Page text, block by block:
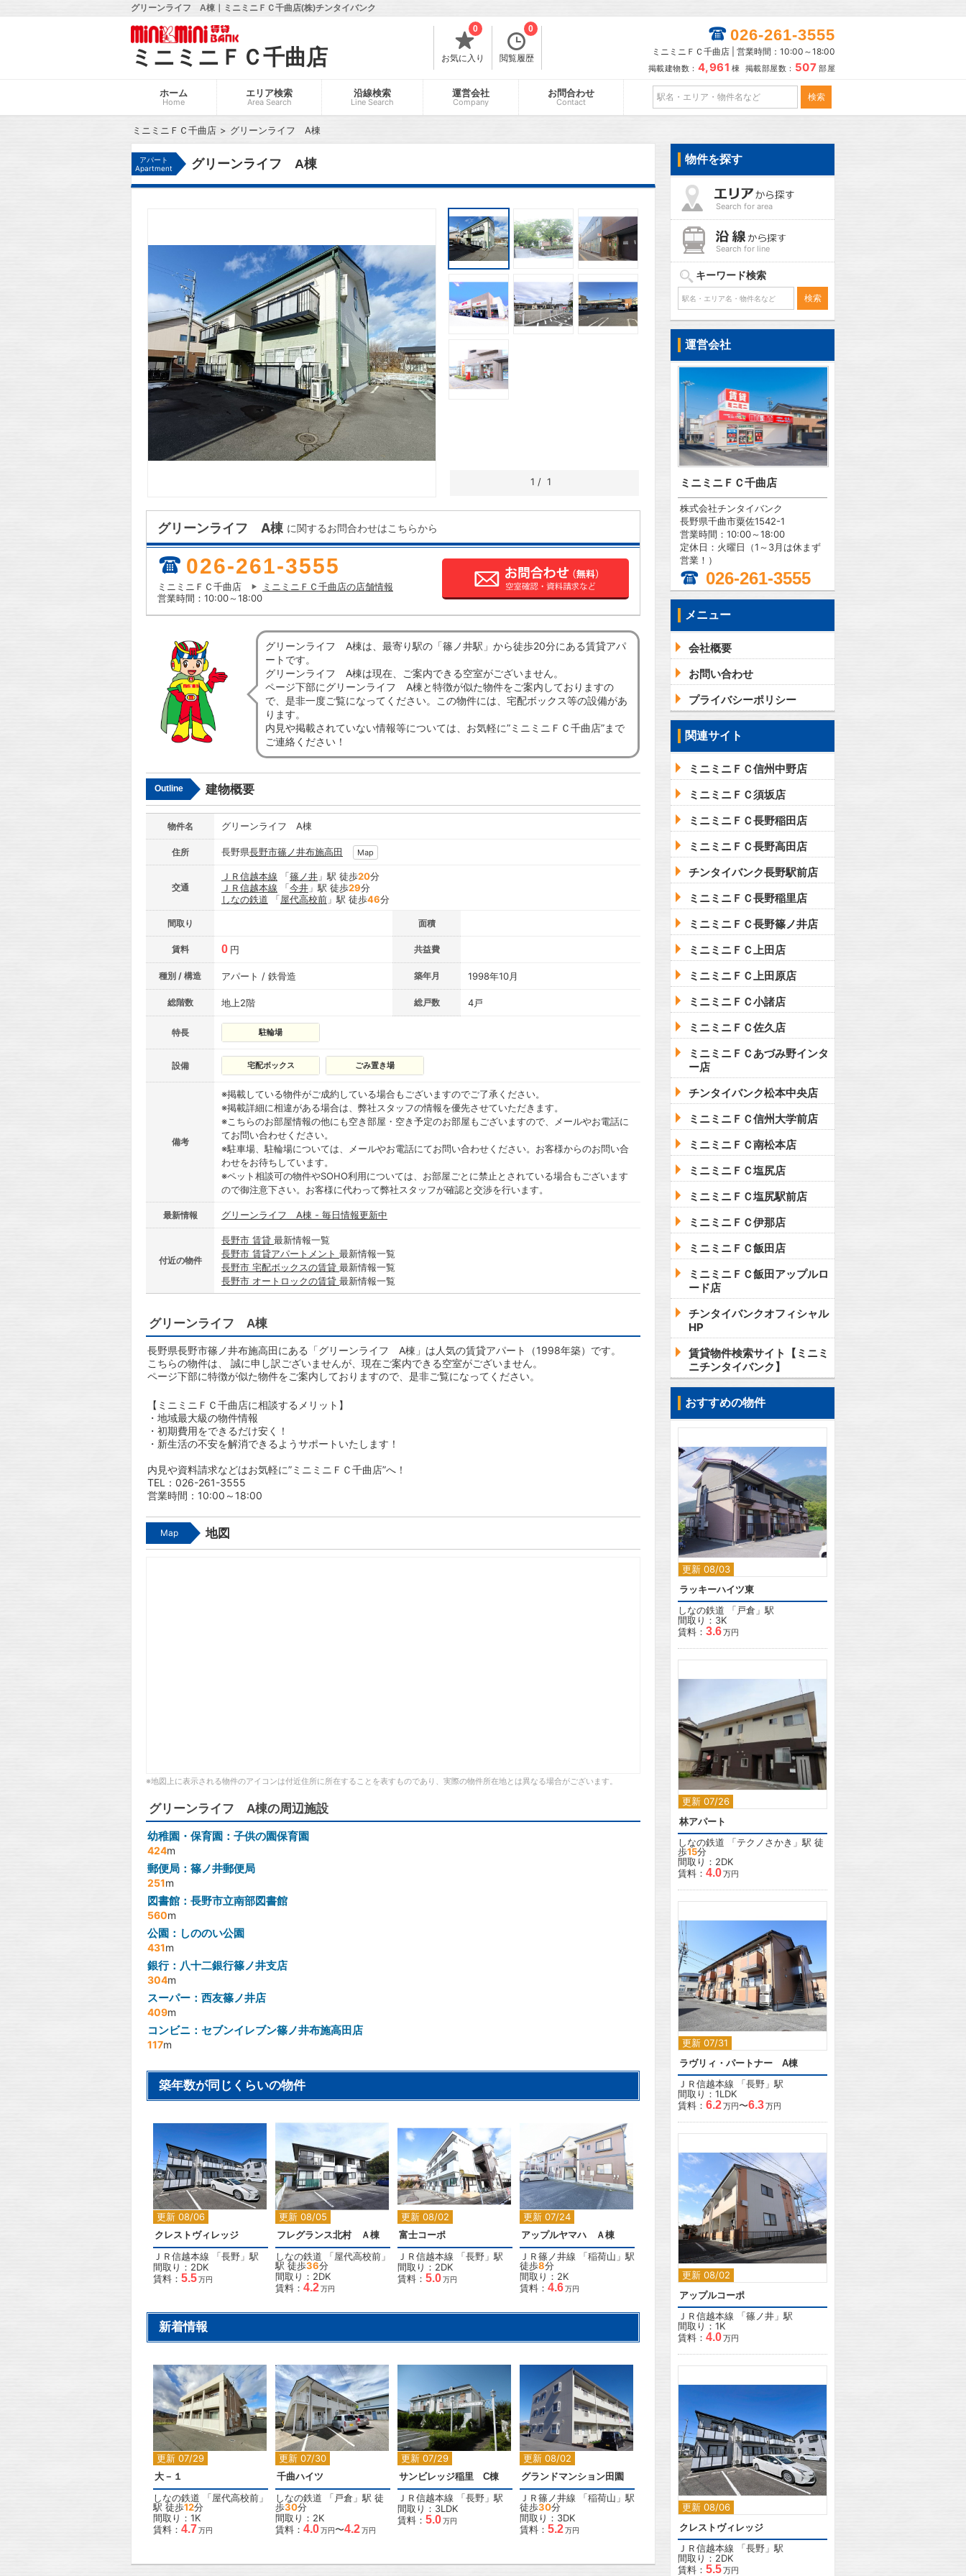
グリーンライフ A棟｜ミニミニＦＣ千曲店(株)チンタイバンク
ミニミニＦＣ千曲店 お気に入り
0
閲覧履歴
0 026-261-3555
ミニミニＦＣ千曲店 | 営業時間：10:00～18:00
掲載建物数： 4,961 棟 掲載部屋数： 507 部屋
ホーム
Home
エリア検索
Area Search
沿線検索
Line Search
運営会社
Company
お問合わせ
Contact
ミニミニＦＣ千曲店 グリーンライフ A棟
アパート
Apartment
グリーンライフ A棟
1 / 1
グリーンライフ A棟 に関するお問合わせはこちらから
026-261-3555
ミニミニＦＣ千曲店
ミニミニＦＣ千曲店の店舗情報
営業時間：10:00～18:00
グリーンライフ A棟は、最寄り駅の「篠ノ井駅」から徒歩20分にある賃貸アパ
ートです。
グリーンライフ A棟は現在、ご案内できる空室がございません。
ページ下部にグリーンライフ A棟と特徴が似た物件をご案内しておりますの
で、是非一度ご覧になってください。この物件には、宅配ボックス等の設備があ
ります。
内見や掲載されていない情報等については、お気軽に”ミニミニＦＣ千曲店”まで
ご連絡ください！
Outline 建物概要
物件名 グリーンライフ A棟
住所 長野県長野市篠ノ井布施高田 Map
交通
ＪＲ信越本線 「篠ノ井 」駅 徒歩20分
ＪＲ信越本線 「今井 」駅 徒歩29分
しなの鉄道 「屋代高校前 」駅 徒歩46分
間取り 面積
賃料 0 円 共益費
種別 / 構造 アパート / 鉄骨造 築年月 1998年10月
総階数 地上2階 総戸数 4戸
特長 駐輪場
設備 宅配ボックス ごみ置き場
備考
※掲載している物件がご成約している場合もございますのでご了承ください。
※掲載詳細に相違がある場合は、弊社スタッフの情報を優先させていただきます。
※こちらのお部屋情報の他にも空き部屋・空き予定のお部屋もございますので、メールやお電話に
てお問い合わせください。
※駐車場、駐輪場については、メールやお電話にてお問い合わせください。お客様からのお問い合
わせをお待ちしています。
※ペット相談可の物件やSOHO利用については、お部屋ごとに禁止とされている場合もございます
ので御注意下さい。お客様に代わって弊社スタッフが確認と交渉を行います。
最新情報 グリーンライフ A棟 - 毎日情報更新中
付近の物件
長野市 賃貸 最新情報一覧
長野市 賃貸アパートメント 最新情報一覧
長野市 宅配ボックスの賃貸 最新情報一覧
長野市 オートロックの賃貸 最新情報一覧
グリーンライフ A棟
長野県長野市篠ノ井布施高田にある「グリーンライフ A棟」は人気の賃貸アパート（1998年築）です。
こちらの物件は、 誠に申し訳ございませんが、現在ご案内できる空室がございません。
ページ下部に特徴が似た物件をご案内しておりますので、是非ご覧になってください。
【ミニミニＦＣ千曲店に相談するメリット】
・地域最大級の物件情報
・初期費用をできるだけ安く！
・新生活の不安を解消できるようサポートいたします！
内見や資料請求などはお気軽に”ミニミニＦＣ千曲店”へ！
TEL：026-261-3555
営業時間：10:00～18:00
Map 地図
※地図上に表示される物件のアイコンは付近住所に所在することを表すものであり、実際の物件所在地とは異なる場合がございます。
グリーンライフ A棟の周辺施設
幼稚園・保育園：子供の園保育園
424m
郵便局：篠ノ井郵便局
251m
図書館：長野市立南部図書館
560m
公園：しののい公園
431m
銀行：八十二銀行篠ノ井支店
304m
スーパー：西友篠ノ井店
409m
コンビニ：セブンイレブン篠ノ井布施高田店
117m
築年数が同じくらいの物件
更新 08/06
2
クレストヴィレッジ
ＪＲ信越本線 「長野 」駅
間取り：2DK
賃料： 5.5万円
更新 08/05
2
フレグランス北村 Ａ棟
しなの鉄道 「屋代高校前 」
駅 徒歩36分
間取り：2DK
賃料： 4.2万円
更新 08/02
2
富士コーポ
ＪＲ信越本線 「長野 」駅
間取り：2DK
賃料： 5.0万円
更新 07/24
2
アップルヤマハ Ａ棟
ＪＲ篠ノ井線 「稲荷山 」駅
徒歩8分
間取り：2K
賃料： 4.6万円
新着情報
更新 07/29
大－１
しなの鉄道 「屋代高校前 」
駅 徒歩12分
間取り：1K
賃料： 4.7万円
更新 07/30
2 2
千曲ハイツ
しなの鉄道 「戸倉 」駅 徒
歩30分
間取り：2K
賃料： 4.0万円〜4.2万円
更新 07/29
2
サンビレッジ稲里 C棟
ＪＲ信越本線 「長野 」駅
間取り：3LDK
賃料： 5.0万円
更新 08/02
2
グランドマンション田園
ＪＲ篠ノ井線 「稲荷山 」駅
徒歩30分
間取り：3DK
賃料： 5.2万円
物件を探す
Search for area
Search for line
キーワード検索
運営会社
ミニミニＦＣ千曲店
株式会社チンタイバンク
長野県千曲市粟佐1542-1
営業時間：10:00～18:00
定休日：火曜日（1～3月は休まず
営業！）
026-261-3555
メニュー
会社概要
お問い合わせ
プライバシーポリシー
関連サイト
ミニミニＦＣ信州中野店
ミニミニＦＣ須坂店
ミニミニＦＣ長野稲田店
ミニミニＦＣ長野高田店
チンタイバンク長野駅前店
ミニミニＦＣ長野稲里店
ミニミニＦＣ長野篠ノ井店
ミニミニＦＣ上田店
ミニミニＦＣ上田原店
ミニミニＦＣ小諸店
ミニミニＦＣ佐久店
ミニミニＦＣあづみ野インタ
ー店
チンタイバンク松本中央店
ミニミニＦＣ信州大学前店
ミニミニＦＣ南松本店
ミニミニＦＣ塩尻店
ミニミニＦＣ塩尻駅前店
ミニミニＦＣ伊那店
ミニミニＦＣ飯田店
ミニミニＦＣ飯田アップルロ
ード店
チンタイバンクオフィシャル
HP
賃貸物件検索サイト【ミニミ
ニチンタイバンク】
おすすめの物件
更新 08/03
2
ラッキーハイツ東
しなの鉄道 「戸倉 」駅
間取り：3K
賃料： 3.6万円
更新 07/26
林アパート
しなの鉄道 「テクノさかき 」駅 徒
歩15分
間取り：2DK
賃料： 4.0万円
更新 07/31
2
ラヴリィ・パートナー A棟
ＪＲ信越本線 「長野 」駅
間取り：1LDK
賃料： 6.2万円〜6.3万円
更新 08/02
2
アップルコーポ
ＪＲ信越本線 「篠ノ井 」駅
間取り：1K
賃料： 4.0万円
更新 08/06
2
クレストヴィレッジ
ＪＲ信越本線 「長野 」駅
間取り：2DK
賃料： 5.5万円